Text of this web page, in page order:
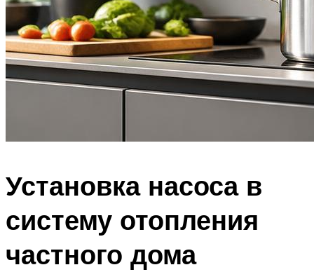
Установка насоса в
систему отопления
частного дома